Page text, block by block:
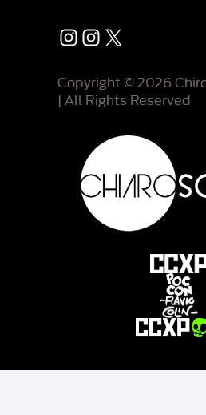
Instagram
Instagram
X
Copyright © 2026
| All Rights Reserved